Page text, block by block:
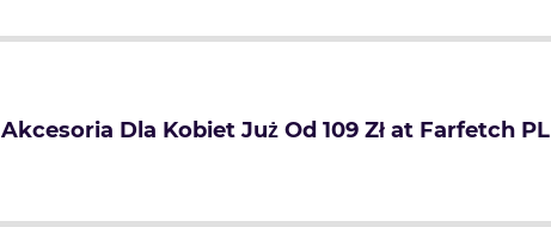
Akcesoria Dla Kobiet Już Od 109 Zł at Farfetch PL